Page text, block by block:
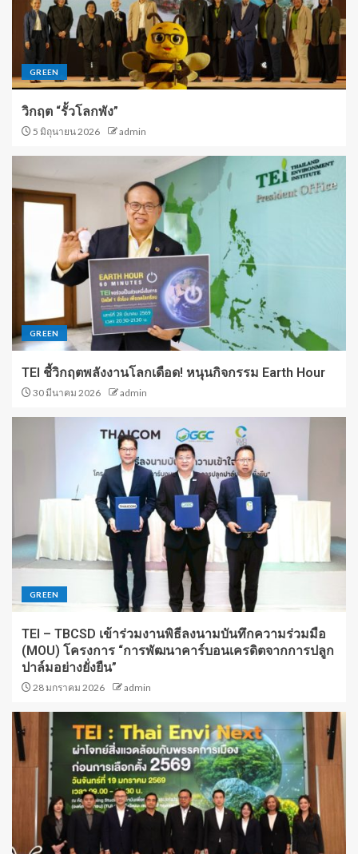
GREEN
วิกฤต “รั้วโลกพัง”
5 มิถุนายน 2026 admin
GREEN
TEI ชี้วิกฤตพลังงานโลกเดือด! หนุนกิจกรรม Earth Hour
30 มีนาคม 2026 admin
GREEN
TEI – TBCSD เข้าร่วมงานพิธีลงนามบันทึกความร่วมมือ
(MOU) โครงการ “การพัฒนาคาร์บอนเครดิตจากการปลูก
ปาล์มอย่างยั่งยืน”
28 มกราคม 2026 admin